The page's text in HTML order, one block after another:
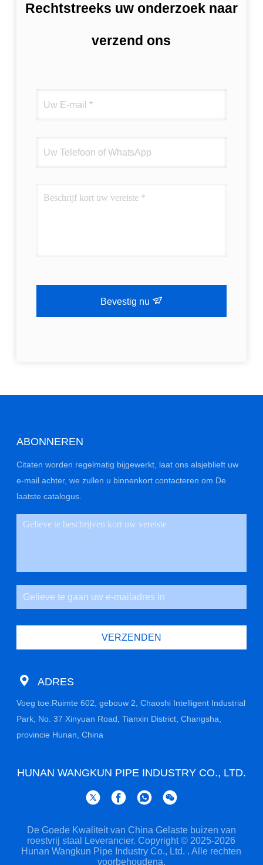
Rechtstreeks uw onderzoek naar
verzend ons
Bevestig nu
ABONNEREN
Citaten worden regelmatig bijgewerkt, laat ons alsjeblieft uw
e-mail achter, we zullen u binnenkort contacteren om De
laatste catalogus.
VERZENDEN
ADRES
Voeg toe:Ruimte 602, gebouw 2, Chaoshi Intelligent Industrial
Park, No. 37 Xinyuan Road, Tianxin District, Changsha,
provincie Hunan, China
HUNAN WANGKUN PIPE INDUSTRY CO., LTD.
De Goede Kwaliteit van China Gelaste buizen van
roestvrij staal Leverancier. Copyright © 2025-2026
Hunan Wangkun Pipe Industry Co., Ltd. . Alle rechten
voorbehoudena.